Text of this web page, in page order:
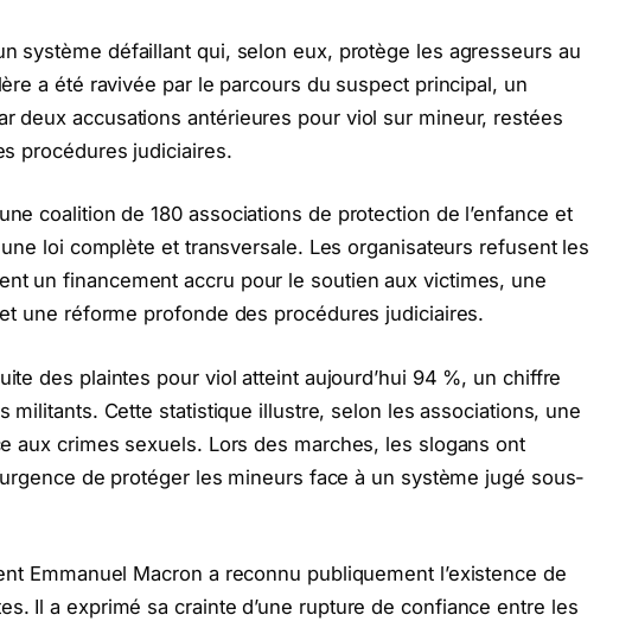
système défaillant qui, selon eux, protège les agresseurs au
a été ravivée par le parcours du suspect principal, un
deux accusations antérieures pour viol sur mineur, restées
procédures judiciaires.
coalition de 180 associations de protection de l’enfance et
loi complète et transversale. Les organisateurs refusent les
un financement accru pour le soutien aux victimes, une
une réforme profonde des procédures judiciaires.
des plaintes pour viol atteint aujourd’hui 94 %, un chiffre
militants. Cette statistique illustre, selon les associations, une
aux crimes sexuels. Lors des marches, les slogans ont
de protéger les mineurs face à un système jugé sous-
Emmanuel Macron a reconnu publiquement l’existence de
Il a exprimé sa crainte d’une rupture de confiance entre les